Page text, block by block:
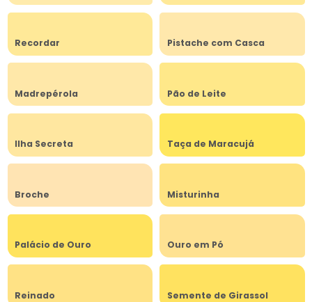
Recordar Pistache com Casca
Madrepérola Pão de Leite
Ilha Secreta Taça de Maracujá
Broche Misturinha
Palácio de Ouro Ouro em Pó
Reinado Semente de Girassol